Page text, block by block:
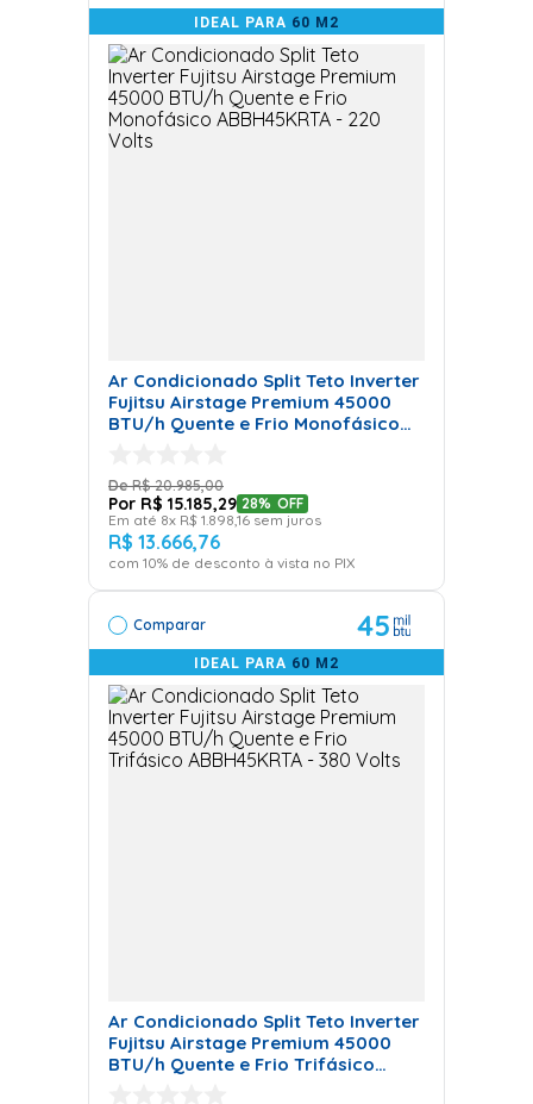
IDEAL PARA 60 M2
Ar Condicionado Split Teto Inverter
Fujitsu Airstage Premium 45000
BTU/h Quente e Frio Monofásico
R$ 20.985,00
R$ 15.185,29 28% OFF
Em até 8x R$ 1 898 16sem juros
R$ 13.666,76
com 10% de desconto à vista no PIX
Comparar 45
IDEAL PARA 60 M2
Ar Condicionado Split Teto Inverter
Fujitsu Airstage Premium 45000
BTU/h Quente e Frio Trifásico